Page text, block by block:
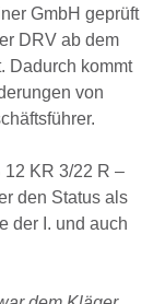
GmbH geprüft
DRV ab dem
Dadurch kommt
von
12 KR 3/22 R –
den Status als
der I. und auch